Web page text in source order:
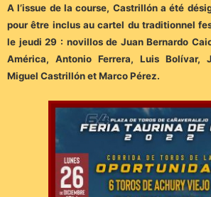
A l’issue de la course, Castrillón a été
pour être inclus au cartel du traditionnel
le jeudi 29 : novillos de Juan Bernardo
América, Antonio Ferrera, Luis Bolívar,
Miguel Castrillón et Marco Pérez.